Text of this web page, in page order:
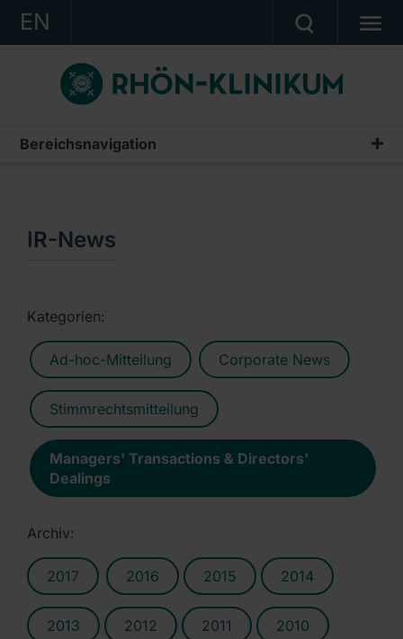
EN
KONZERN
KLINIKEN
KARRIERE
KONTAKT
Bereichsnavigation
Publikationen & Präsentationen
Präsentationen & Conference Calls
IR-News
Kategorien:
Ad-hoc-Mitteilung Corporate News
Stimmrechtsmitteilung
Managers' Transactions & Directors'
Dealings
Archiv:
2017 2016 2015 2014
2013 2012 2011 2010